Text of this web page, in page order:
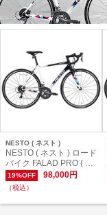
NESTO ( ネスト )
NESTO ( ネスト ) ロード
バイク FALAD PRO ( フ
ァラド プロ ) ミッドナイ
トブルー/アッシュホワ
イト 395 ( 身長目安160c
m前後 )
19%OFF 98,000円
（税込）